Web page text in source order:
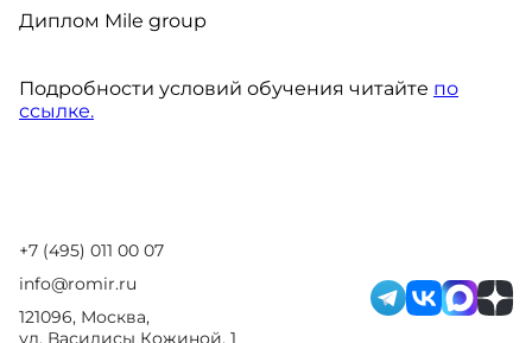
Диплом Mile group
Подробности условий обучения читайте по
ссылке.
+7 (495) 011 00 07
info@romir.ru
121096, Москва,
ул. Василисы Кожиной, 1